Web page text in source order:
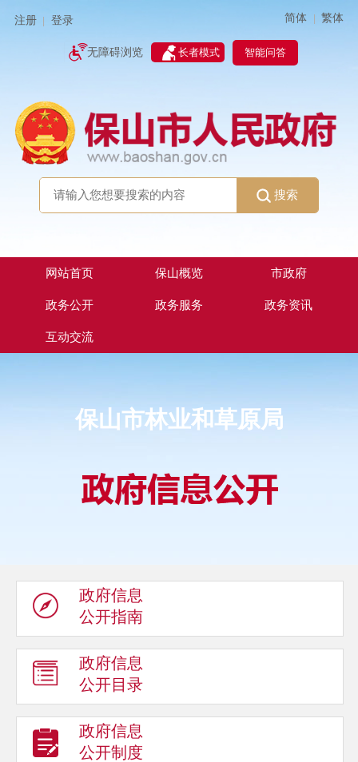
注册 登录 简体 | 繁体
无障碍浏览 长者模式 智能问答
搜索
网站首页 保山概览 市政府
政务公开 政务服务 政务资讯
互动交流
保山市林业和草原局
政府信息
公开指南
政府信息
公开目录
政府信息
公开制度